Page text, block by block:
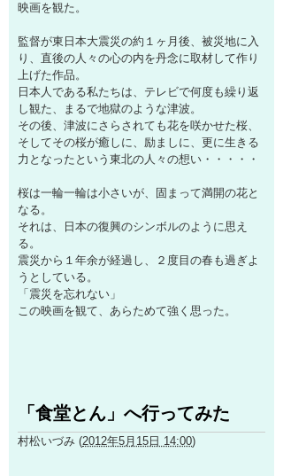
映画を観た。
監督が東日本大震災の約１ヶ月後、被災地に入
り、直後の人々の心の内を丹念に取材して作り
上げた作品。
日本人である私たちは、テレビで何度も繰り返
し観た、まるで地獄のような津波。
その後、津波にさらされても花を咲かせた桜、
そしてその桜が癒しに、励ましに、更に生きる
力となったという東北の人々の想い・・・・・
桜は一輪一輪は小さいが、固まって満開の花と
なる。
それは、日本の復興のシンボルのように思え
る。
震災から１年余が経過し、２度目の春も過ぎよ
うとしている。
「震災を忘れない」
この映画を観て、あらためて強く思った。
「食堂とん」へ行ってみた
村松いづみ (2012年5月15日 14:00)